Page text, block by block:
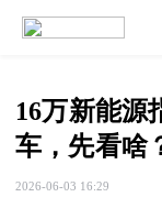
16万新能源
车，先看啥
2026-06-03 16:29